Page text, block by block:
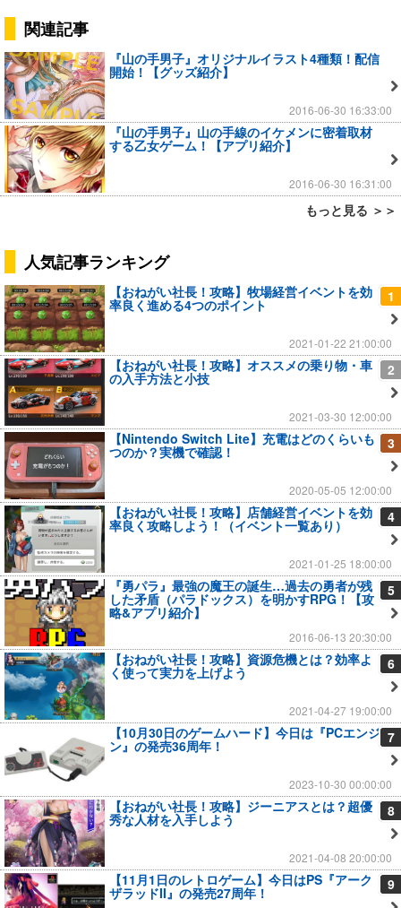
関連記事
『山の手男子』オリジナルイラスト4種類！配信
開始！【グッズ紹介】
2016-06-30 16:33:00
『山の手男子』山の手線のイケメンに密着取材
する乙女ゲーム！【アプリ紹介】
2016-06-30 16:31:00
もっと見る ＞＞
人気記事ランキング
1
【おねがい社長！攻略】牧場経営イベントを効
率良く進める4つのポイント
2021-01-22 21:00:00
2
【おねがい社長！攻略】オススメの乗り物・車
の入手方法と小技
2021-03-30 12:00:00
3
【Nintendo Switch Lite】充電はどのくらいも
つのか？実機で確認！
2020-05-05 12:00:00
4
【おねがい社長！攻略】店舗経営イベントを効
率良く攻略しよう！（イベント一覧あり）
2021-01-25 18:00:00
5
『勇パラ』最強の魔王の誕生…過去の勇者が残
した矛盾（パラドックス）を明かすRPG！【攻
略&アプリ紹介】
2016-06-13 20:30:00
6
【おねがい社長！攻略】資源危機とは？効率よ
く使って実力を上げよう
2021-04-27 19:00:00
7
【10月30日のゲームハード】今日は『PCエンジ
ン』の発売36周年！
2023-10-30 00:00:00
8
【おねがい社長！攻略】ジーニアスとは？超優
秀な人材を入手しよう
2021-04-08 20:00:00
9
【11月1日のレトロゲーム】今日はPS『アーク
ザラッドII』の発売27周年！